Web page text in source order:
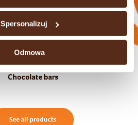
Spersonalizuj
Odmowa
Chocolate bars
See all products